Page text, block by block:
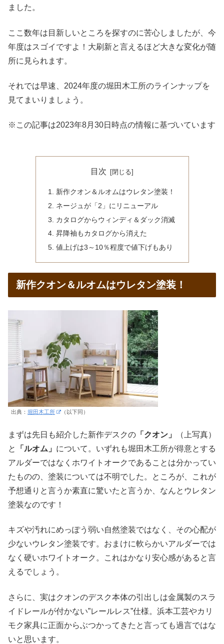
ました。
ここ数年は目新しいところを探すのに苦心しましたが、今
年度はスゴイですよ！大刷新と言えるほど大きな変化が随
所に見られます。
それでは早速、2024年度の堀田木工所のラインナップを
見てまいりましょう。
※この記事は2023年8月30日時点の情報に基づいています
目次
新作クオン＆ルオムはウレタン塗装！
ネージュが「2」にリニューアル
カタログからウィンディ＆ダック消滅
昇降袖もカタログから消えた
値上げは3～10％程度で値下げもあり
新作クオン＆ルオムはウレタン塗装！
出典： 堀田木工所 （以下同）
まずは先日も紹介した新作デスクの 「クオン」
（上写真）
と
「ルオム」 について。いずれも堀田木工所が得意とする
アルダーではなくホワイトオークであることは分かってい
たものの、塗装については不明でした。ところが、これが
予想通りと言うか素直に驚いたと言うか、なんとウレタン
塗装なのです！
キズや汚れにめっぽう弱い自然塗装ではなく、その心配が
少ないウレタン塗装です。おまけに軟らかいアルダーでは
なく硬いホワイトオーク。これはかなり安心感があると言
えるでしょう。
さらに、実はクオンのデスク本体の引出しは金属製のスラ
イドレールが付かない”レールレス”仕様。浜本工芸やカリ
モク家具に正面からぶつかってきたと言っても過言ではな
いと思います。